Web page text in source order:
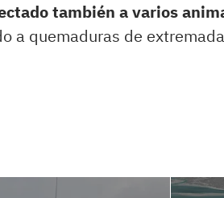
también a varios
a quemaduras de